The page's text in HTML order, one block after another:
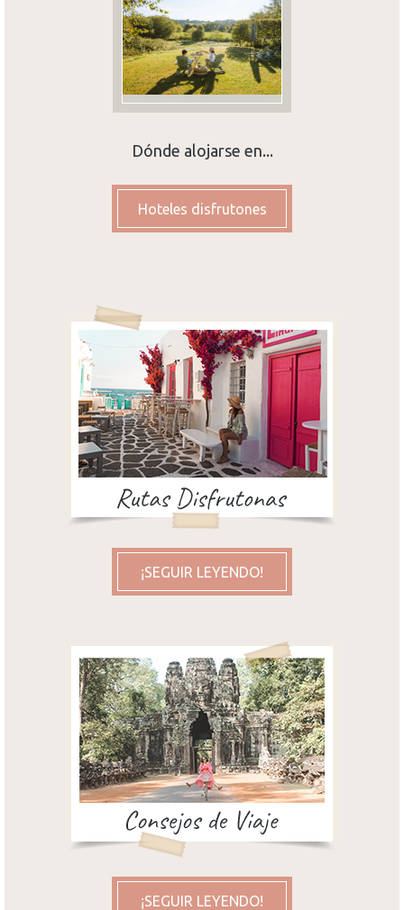
Dónde alojarse en...
Hoteles disfrutones
¡SEGUIR LEYENDO!
¡SEGUIR LEYENDO!